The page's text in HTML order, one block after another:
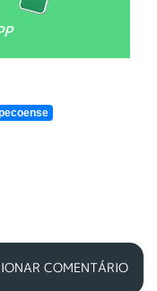
COMENTÁRIO